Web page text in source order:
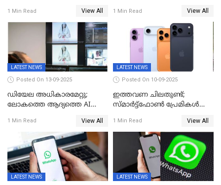
ഡീപ് സീക്ക്-ആർ1-സേഫ്
1 Min Read View All
ജീവനോടെ എത്തിയവ 75
1 Min Read View All
LATEST NEWS
Posted On 13-09-2025
ഡിയേല അധികാരമേറ്റു;
ലോകത്തെ ആദ്യത്തെ AI
വേണ്ട, കൈക്കൂലി വാങ്ങില്ല;
'ആരും കൊതിച്ചുപോകും
ഇങ്ങനെയൊരു ക്യാബിനറ്റ്
മന്ത്രിയെ
1 Min Read View All
LATEST NEWS
Posted On 10-09-2025
ഇത്തവണ ചിലതുണ്ട്;
സ്മാർട്ട്ഫോൺ പ്രേമികൾക്ക്
പക്ഷേ വിലയോ..; ഐഫോൺ
17 സീരീസ് ഫോണുകള്‍
അവതരിപ്പിച്ചു
1 Min Read View All
LATEST NEWS LATEST NEWS